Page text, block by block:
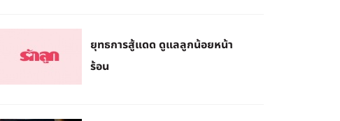
ยุทธการสู้แดด ดูแลลูกน้อยหน้า
ร้อน